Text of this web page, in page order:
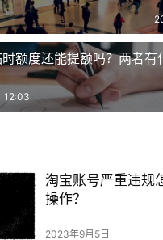
投稿
推荐指数：7分
挑选品牌商家，对比竞
卖家，肯定代销的人不
店铺代销 推荐指数：6分
买了你的产品，你去那
也可以多选择几个商品，不
额度还能提额吗？两者有
12:03
淘宝账号严重违规
操作？
2023年9月5日